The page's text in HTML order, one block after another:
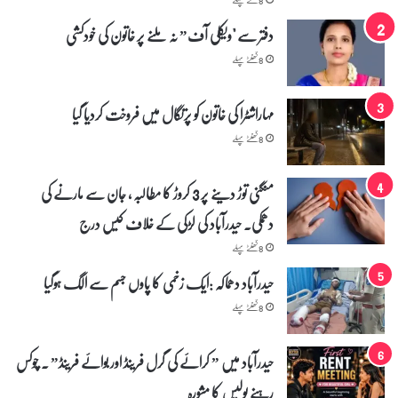
ے
س
ک
و
ح
ی
ر
ا
ن
ک
ر
د
ی
ا
دفتر سے "ویکلی آف” نہ ملنے پر خاتون کی خودکشی
8 گھنٹے پہلے
مہاراشٹرا کی خاتون کو پرتگال میں فروخت کردیا گیا
8 گھنٹے پہلے
منگنی توڑ دینے پر 3 کروڑ کا مطالبہ ، جان سے مارنے کی
دھمکی۔ حیدرآباد کی لڑکی کے خلاف کیس درج
8 گھنٹے پہلے
حیدرآباد دھماکہ :ایک زخمی کا پاوں جسم سے الگ ہوگیا
8 گھنٹے پہلے
حیدرآباد میں ” کرائے کی گرل فرینڈ اور بوائے فرینڈ” ۔ چوکس